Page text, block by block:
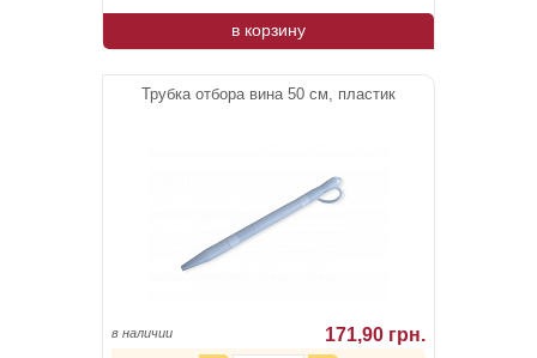
в корзину
Трубка отбора вина 50 см, пластик
в наличии 171,90 грн.